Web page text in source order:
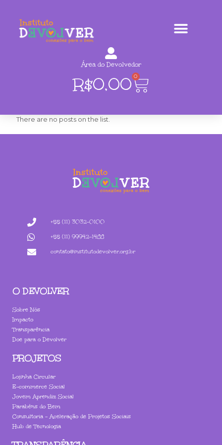
Área do Devolvedor
R$0,00 0
There are no posts on the list.
+55 (11) 3032-0100
+55 (11) 99942-1488
contato@institutodevolver.org.br
O DEVOLVER
Sobre Nós
Impacto
Transparência
Doe para o Devolver
PROJETOS
Lojinha Circular
E-commerce Social
Jovem Aprendiz Social
Parabéns do Bem
Consultoria - Aceleração de Projetos Sociais
Hub de Tecnologia